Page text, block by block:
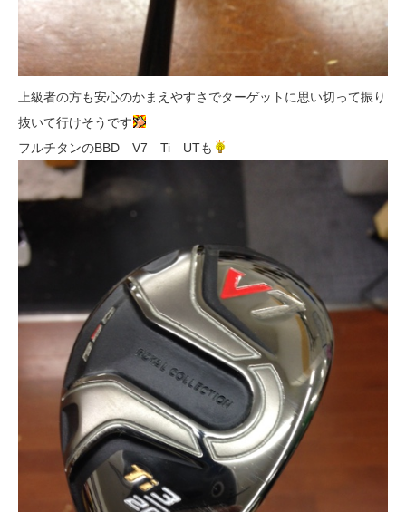
上級者の方も安心のかまえやすさでターゲットに思い切って振り
抜いて行けそうです
フルチタンのBBD V7 Ti UTも